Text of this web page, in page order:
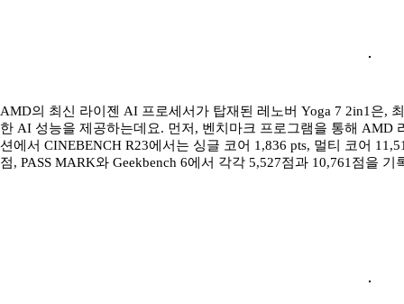
AMD의 최신 라이젠 AI 프로세서가 탑재된 레노버 Yoga 7 2in1은,
한 AI 성능을 제공하는데요. 먼저, 벤치마크 프로그램을 통해 AMD
션에서 CINEBENCH R23에서는 싱글 코어 1,836 pts, 멀티 코어
점, PASS MARK와 Geekbench 6에서 각각 5,527점과 10,761점을 기